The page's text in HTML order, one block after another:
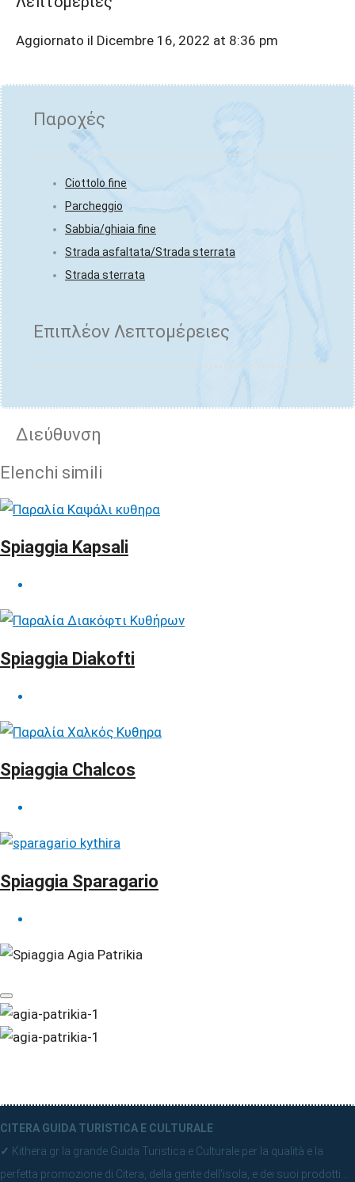
Aggiornato il Dicembre 16, 2022 at 8:36 pm
Παροχές
Ciottolo fine
Parcheggio
Sabbia/ghiaia fine
Strada asfaltata/Strada sterrata
Strada sterrata
Επιπλέον Λεπτομέρειες
Διεύθυνση
Elenchi simili
Spiaggia Kapsali
Spiaggia Diakofti
Spiaggia Chalcos
Spiaggia Sparagario
CITERA GUIDA TURISTICA E CULTURALE
✓ Kithera.gr la grande Guida Turistica e Culturale per la qualità e la
perfetta promozione di Citera, della gente dell'isola, e dei suoi prodotti...